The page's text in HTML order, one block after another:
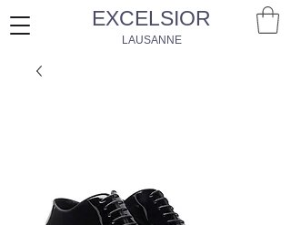
EXCELSIOR
LAUSANNE